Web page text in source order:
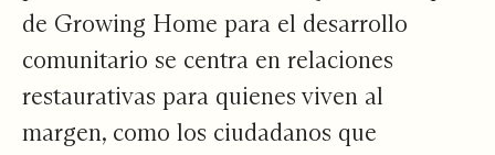
de Growing Home para el desarrollo
comunitario se centra en relaciones
restaurativas para quienes viven al
margen, como los ciudadanos que